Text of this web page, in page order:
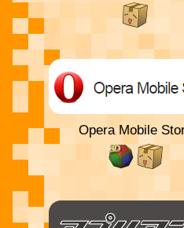
Opera Mobile